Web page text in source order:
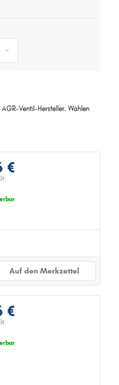
Ventil-Hersteller. Wählen
€
Auf den Merkzettel
€